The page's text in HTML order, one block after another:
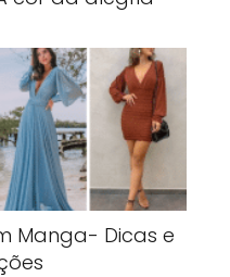
Manga- Dicas e